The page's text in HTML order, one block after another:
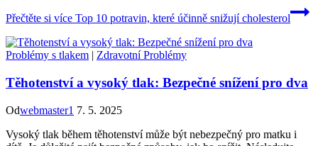
Přečtěte si více Top 10 potravin, které účinně snižují cholesterol
Problémy s tlakem | Zdravotní Problémy
Těhotenství a vysoký tlak: Bezpečné snížení pro dva
Odwebmaster1 7. 5. 2025
Vysoký tlak během těhotenství může být nebezpečný pro matku i